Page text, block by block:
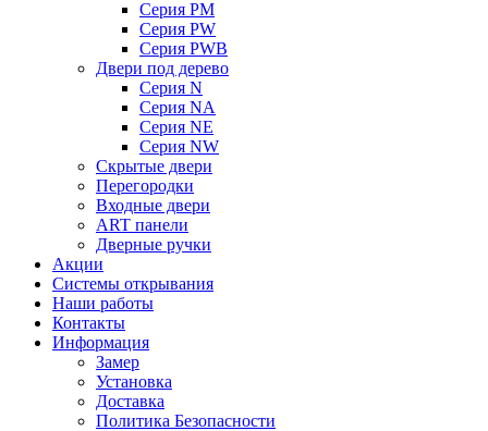
Серия PM
Серия PW
Серия PWB
Двери под дерево
Серия N
Серия NA
Серия NE
Серия NW
Скрытые двери
Перегородки
Входные двери
ART панели
Дверные ручки
Акции
Системы открывания
Наши работы
Контакты
Информация
Замер
Установка
Доставка
Политика Безопасности